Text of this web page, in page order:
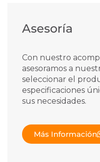
Asesoría
Con nuestro
asesoramos a
seleccionar el
especificaciones
sus necesidades.
Más Información